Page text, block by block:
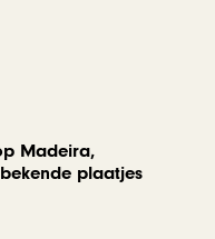
Madeira,
plaatjes